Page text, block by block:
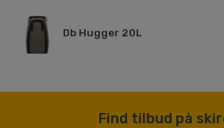
Db Hugger 20L
Find tilbud på